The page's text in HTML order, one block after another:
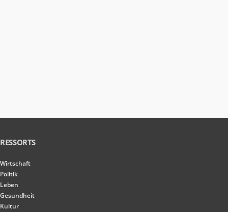
RESSORTS
Wirtschaft
Politik
Leben
Gesundheit
Kultur